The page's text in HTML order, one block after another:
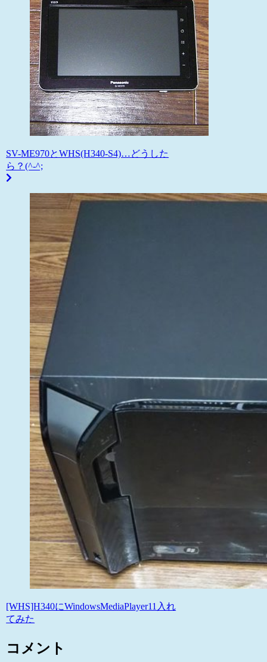
SV-ME970とWHS(H340-S4)…どうした
ら？(^-^;
[WHS]H340にWindowsMediaPlayer11入れ
てみた
コメント